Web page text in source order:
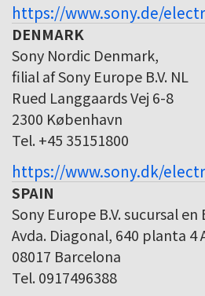
https://www.sony.de/
DENMARK
Sony Nordic Denmark,
filial af Sony Europe B.V. NL
Rued Langgaards Vej 6-8
2300 København
Tel. +45 35151800
https://www.sony.dk/
SPAIN
Sony Europe B.V. sucursal en
Avda. Diagonal, 640 planta 4
08017 Barcelona
Tel. 0917496388